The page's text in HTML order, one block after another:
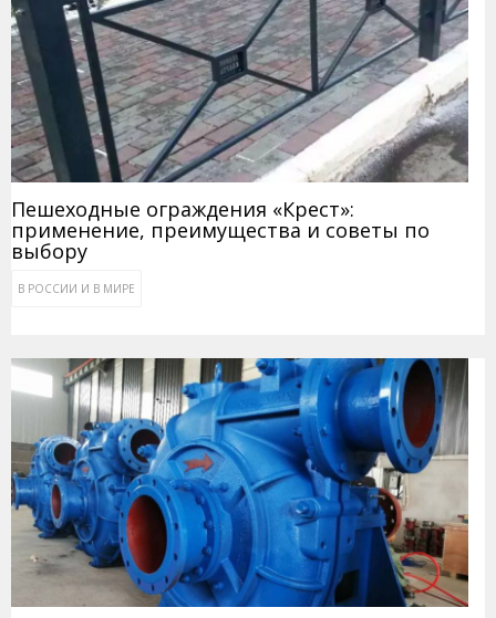
Пешеходные ограждения «Крест»:
применение, преимущества и советы по
выбору
В РОССИИ И В МИРЕ